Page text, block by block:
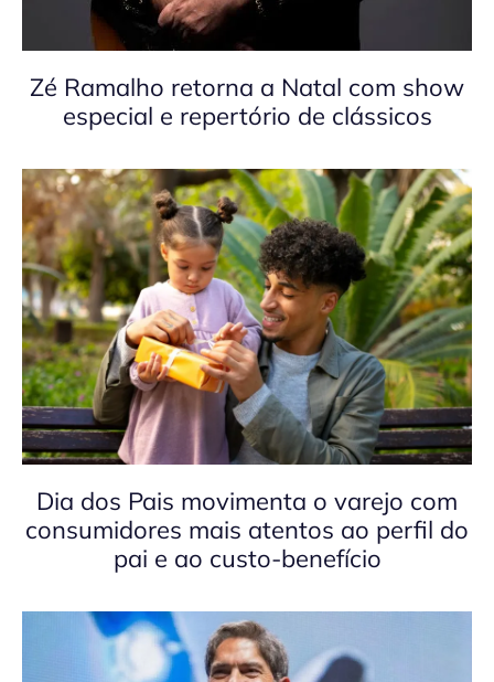
Zé Ramalho retorna a Natal com show
especial e repertório de clássicos
Dia dos Pais movimenta o varejo com
consumidores mais atentos ao perfil do
pai e ao custo-benefício